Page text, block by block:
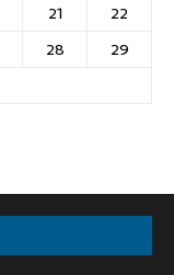
21
22
28
29